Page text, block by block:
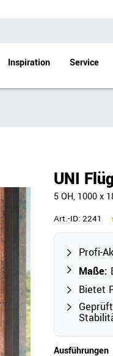
Inspiration Service
UNI
5 OH, 1000 x
Art.-ID: 2241
Profi-
Maße:
Bietet
Ausführungen